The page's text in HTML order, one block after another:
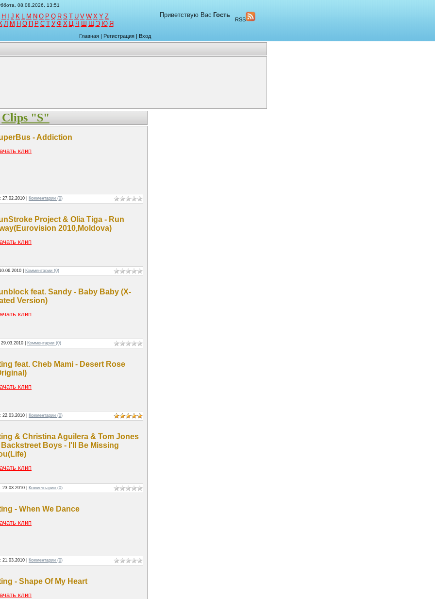
08.08.2026, 13:51
H J K L M N O P Q R S T U V W X Y Z
К Л М Н О П Р С Т У Ф Х Ц Ч Ш Щ Э Ю Я
Главная | Регистрация | Вход
Приветствую Вас Гость
RSS
Clips "S"
- Addiction
клип
27.02.2010 Комментарии (0)
Project & Olia Tiga - Run
2010,Moldova)
клип
Комментарии (0)
feat. Sandy - Baby Baby (X-
Version)
клип
29.03.2010 Комментарии (0)
feat. Cheb Mami - Desert Rose
клип
22.03.2010 Комментарии (0)
& Christina Aguilera & Tom Jones
Boys - I'll Be Missing
клип
23.03.2010 Комментарии (0)
- When We Dance
клип
21.03.2010 Комментарии (0)
- Shape Of My Heart
клип